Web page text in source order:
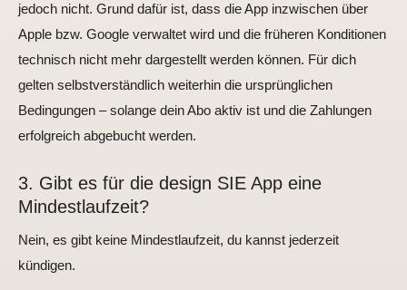
jedoch nicht. Grund dafür ist, dass die App inzwischen über
Apple bzw. Google verwaltet wird und die früheren Konditionen
technisch nicht mehr dargestellt werden können. Für dich
gelten selbstverständlich weiterhin die ursprünglichen
Bedingungen – solange dein Abo aktiv ist und die Zahlungen
erfolgreich abgebucht werden.
3. Gibt es für die design SIE App eine
Mindestlaufzeit?
Nein, es gibt keine Mindestlaufzeit, du kannst jederzeit
kündigen.